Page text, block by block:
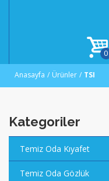
Anasayfa Ürünler TSI
Kategoriler
Temiz Oda Kıyafet
Temiz Oda Gözlük